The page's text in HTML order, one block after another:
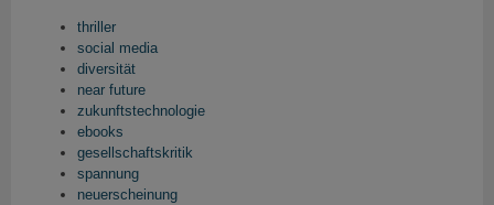
thriller
social media
diversität
near future
zukunftstechnologie
ebooks
gesellschaftskritik
spannung
neuerscheinung